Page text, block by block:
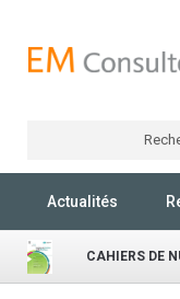
Actualités
CAHIERS DE